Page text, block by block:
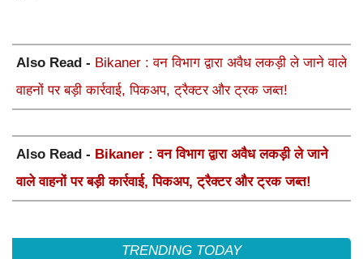
Also Read - Bikaner : वन विभाग द्वारा अवैध लकड़ी ले जाने वाले
वाहनों पर बड़ी कार्रवाई, पिकअप, ट्रैक्टर और ट्रक जब्त!
Also Read - Bikaner : वन विभाग द्वारा अवैध लकड़ी ले जाने
वाले वाहनों पर बड़ी कार्रवाई, पिकअप, ट्रैक्टर और ट्रक जब्त!
TRENDING TODAY